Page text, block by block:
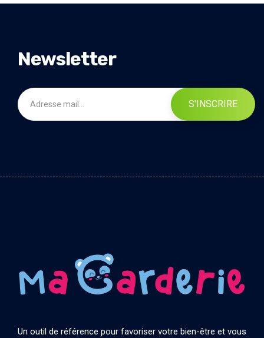
Newsletter
S'INSCRIRE
Un outil de référence pour favoriser votre bien-être et vous